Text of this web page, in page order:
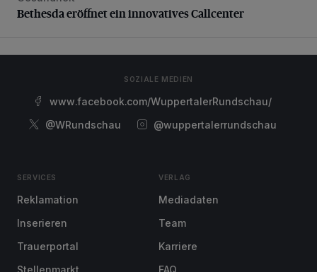
Bethesda eröffnet ein innovatives Callcenter
SOZIALE MEDIEN
www.facebook.com/WuppertalerRundschau/
@WRundschau
@wuppertalerrundschau
SERVICES
Reklamation
Inserieren
Trauerportal
Stellenmarkt
VERLAG
Mediadaten
Team
Karriere
FAQ